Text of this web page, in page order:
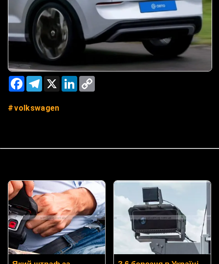
FacebookTelegram
X LinkedIn
volkswagen